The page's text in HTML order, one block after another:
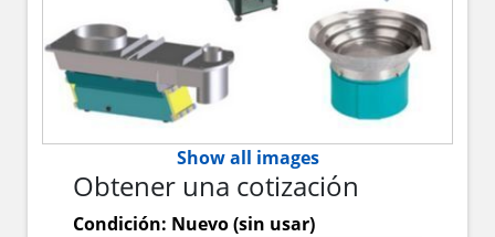
Show all images
Obtener una cotización
Condición: Nuevo (sin usar)